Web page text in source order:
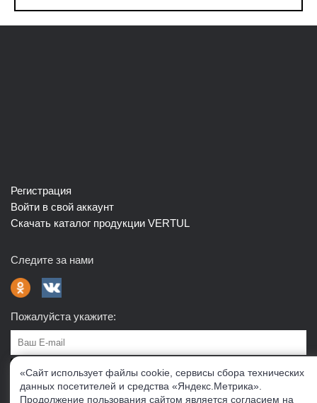
Регистрация
Войти в свой аккаунт
Скачать каталог продукции VERTUL
Следите за нами
Пожалуйста укажите:
Подписаться
«Сайт использует файлы cookie, сервисы сбора технических
данных посетителей и средства «Яндекс.Метрика».
Продолжение пользования сайтом является согласием на